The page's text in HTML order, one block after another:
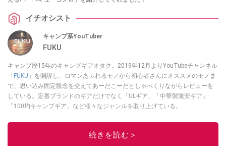
イチオシスト
キャンプ系YouTuber
FUKU
キャンプ歴15年のキャンプギアオタク。2019年12月よりYouTubeチャンネル
「FUKU 」を開設し、ロマンあふれるモノから初心者さんにオススメのモノま
で、思い込み固定観念を交えてあーだこーだとしゃべくりながらレビューを
している。定番ブランドのギアだけでなく「ULギア」「中華製激安ギア」
「100均キャンプギア」など様々なジャンルを取り上げている。
このイチオシストの他の記事を読む
続きを読む＞